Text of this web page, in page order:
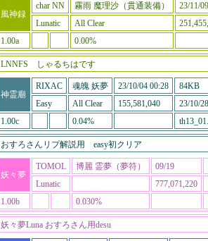
風神録
char NN 霧雨 魔理沙（貫通装備）
23/11/
Lunatic
All Clear
1.00a
0.00%
LNNFS しゃるちはです
神霊廟
RIXAC 魂魄 妖夢 23/10/04 00:28
84KB
Easy
All Clear 155,581,040
23/10/
1.00c
0.04%
おすろさんリプ解説用 easy初クリア
妖々夢
TOMOL 博麗 霊夢（夢符） 09/19
Lunatic
777,071,220
1.00b
0.030%
妖々夢Luna おすろさん用desu